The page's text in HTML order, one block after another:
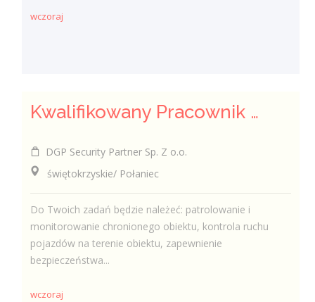
wczoraj
Kwalifikowany Pracownik / Kwalifikowana Pracowniczka Ochrony
DGP Security Partner Sp. Z o.o.
świętokrzyskie/ Połaniec
Do Twoich zadań będzie należeć: patrolowanie i
monitorowanie chronionego obiektu, kontrola ruchu
pojazdów na terenie obiektu, zapewnienie
bezpieczeństwa...
wczoraj